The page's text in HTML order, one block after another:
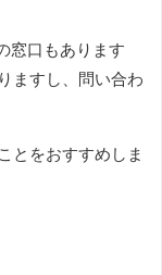
窓口もあります
ますし、問い合わ
とをおすすめしま